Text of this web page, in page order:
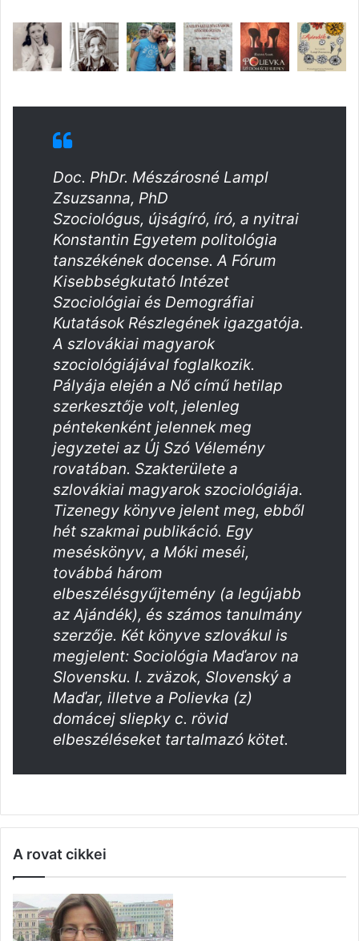
Doc. PhDr. Mészárosné Lampl
Zsuzsanna, PhD
Szociológus, újságíró, író, a nyitrai
Konstantin Egyetem politológia
tanszékének docense. A Fórum
Kisebbségkutató Intézet
Szociológiai és Demográfiai
Kutatások Részlegének igazgatója.
A szlovákiai magyarok
szociológiájával foglalkozik.
Pályája elején a Nő című hetilap
szerkesztője volt, jelenleg
péntekenként jelennek meg
jegyzetei az Új Szó Vélemény
rovatában. Szakterülete a
szlovákiai magyarok szociológiája.
Tizenegy könyve jelent meg, ebből
hét szakmai publikáció. Egy
meséskönyv, a Móki meséi,
továbbá három
elbeszélésgyűjtemény (a legújabb
az Ajándék), és számos tanulmány
szerzője. Két könyve szlovákul is
megjelent: Sociológia Maďarov na
Slovensku. I. zväzok, Slovenský a
Maďar, illetve a Polievka (z)
domácej sliepky c. rövid
elbeszéléseket tartalmazó kötet.
A rovat cikkei